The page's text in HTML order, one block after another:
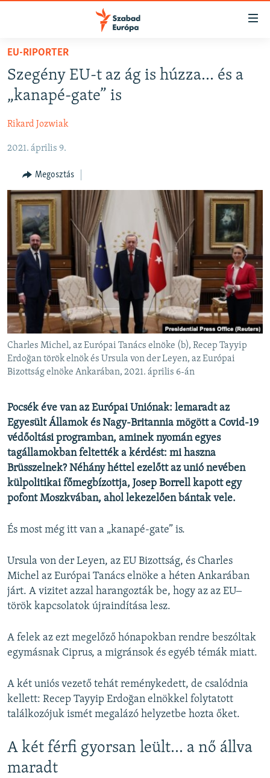
Akadálymentes
Ugrás
fő
oldalra
Ugrás
AKTUÁLIS
PODCASTOK
VIDEÓK
ELEMZŐ
NER15
SZABADON
TÁRSADALOM
DEMOKRÁCIA
A PÉNZ NYOMÁBAN
EURÓPAI UNIÓ
VILÁG
KLÍMAVÁLTOZÁS
A MÚLT TANULSÁGAI
KÖVESSEN MINKET!
Valamennyi RFE/RL weboldal
EU-RIPORTER
Szegény EU-t az ág is húzza... és a
„kanapé-gate” is
Rikard Jozwiak
2021. április 9.
Megosztás
Charles Michel, az Európai Tanács elnöke (b), Recep Tayyip
Erdoğan török elnök és Ursula von der Leyen, az Európai
Bizottság elnöke Ankarában, 2021. április 6-án
Pocsék éve van az Európai Uniónak: lemaradt az
Egyesült Államok és Nagy-Britannia mögött a Covid-19
védőoltási programban, aminek nyomán egyes
tagállamokban feltették a kérdést: mi haszna
Brüsszelnek? Néhány héttel ezelőtt az unió nevében
külpolitikai főmegbízottja, Josep Borrell kapott egy
pofont Moszkvában, ahol lekezelően bántak vele.
És most még itt van a „kanapé-gate” is.
Ursula von der Leyen, az EU Bizottság, és Charles
Michel az Európai Tanács elnöke a héten Ankarában
járt. A vizitet azzal harangozták be, hogy az az EU‒
török kapcsolatok újraindítása lesz.
A felek az ezt megelőző hónapokban rendre beszóltak
egymásnak Ciprus, a migránsok és egyéb témák miatt.
A két uniós vezető tehát reménykedett, de csalódnia
kellett: Recep Tayyip Erdoğan elnökkel folytatott
találkozójuk ismét megalázó helyzetbe hozta őket.
A két férfi gyorsan leült... a nő állva
maradt
FELIRATKOZÁS